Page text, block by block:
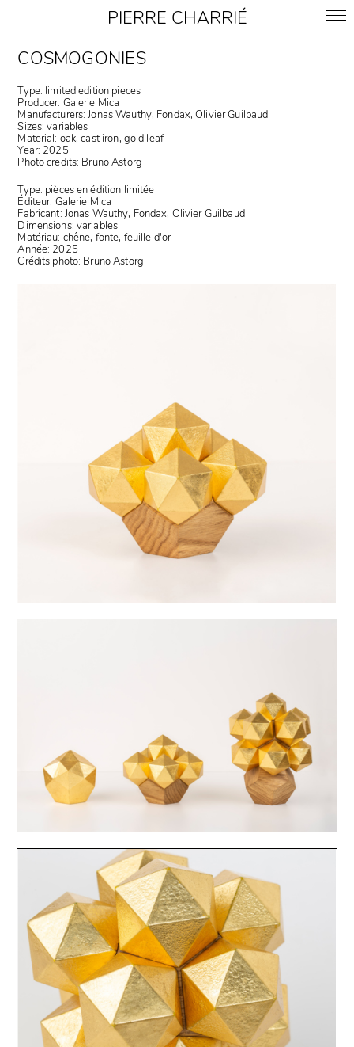
PIERRE CHARRIÉ
COSMOGONIES
Type: limited edition pieces
Producer: Galerie Mica
Manufacturers: Jonas Wauthy, Fondax, Olivier Guilbaud
Sizes: variables
Material: oak, cast iron, gold leaf
Year: 2025
Photo credits: Bruno Astorg
Type: pièces en édition limitée
Éditeur: Galerie Mica
Fabricant: Jonas Wauthy, Fondax, Olivier Guilbaud
Dimensions: variables
Matériau: chêne, fonte, feuille d'or
Année: 2025
Crédits photo: Bruno Astorg